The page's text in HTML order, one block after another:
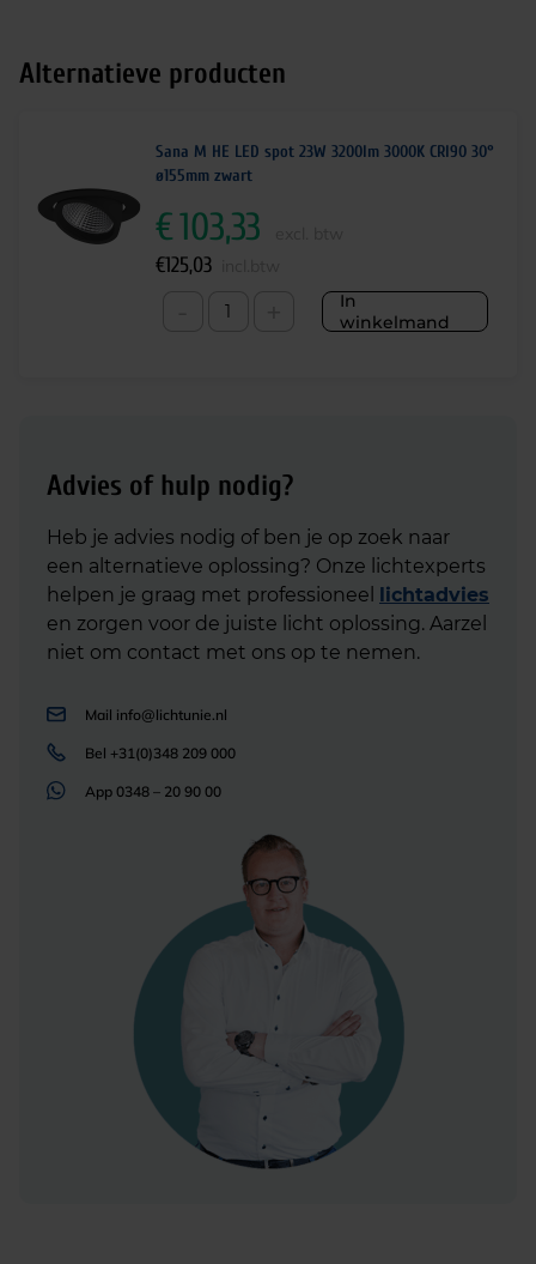
Alternatieve producten
Sana M HE LED spot 23W 3200lm 3000K CRI90 30°
ø155mm zwart
In
winkelmand
€103,33
€125,03
Advies of hulp nodig?
Heb je advies nodig of ben je op zoek naar
een alternatieve oplossing? Onze lichtexperts
helpen je graag met professioneel lichtadvies
en zorgen voor de juiste licht oplossing. Aarzel
niet om contact met ons op te nemen.
Mail info@lichtunie.nl
Bel +31(0)348 209 000
App 0348 – 20 90 00